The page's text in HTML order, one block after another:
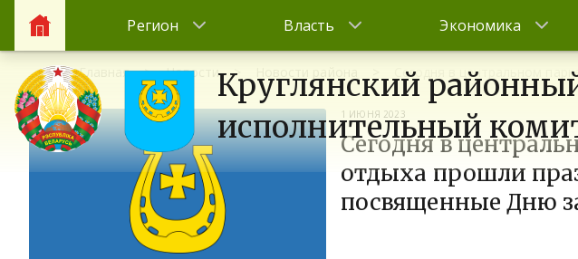
Регион Власть Экономика
Круглянский
исполнительный
Главная Новости Сегодня в центральном
1 ИЮНЯ 2023
Сегодня в
отдыха прошли
посвященные Дню